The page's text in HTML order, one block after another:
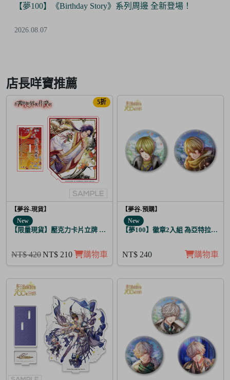
【Final Sale】人氣IP《大頭兒》精美絕版周邊 全面5折
2026.07.24
6
店長咩寶推薦
5折
【夢谷-現貨】
New
【限量現貨】壓克力卡片立牌 傳遞心意的新春 坂本龍馬
NT$ 420NT$ 210 購物車
【夢谷-預購】
New
【夢100】徽章2入組 為亞特拉斯的
NT$ 240 購物車